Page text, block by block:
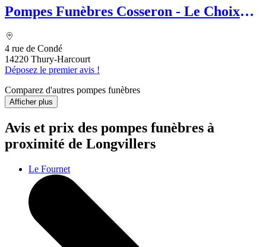
Pompes Funèbres Cosseron - Le Choix
4 rue de Condé
14220 Thury-Harcourt
Déposez le premier avis !
Comparez d'autres pompes funèbres
Afficher plus
Avis et prix des pompes funèbres à
proximité de Longvillers
Le Fournet